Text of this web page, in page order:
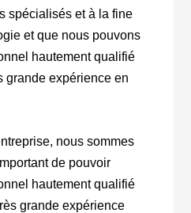
spécialisés et à la fine
et que nous pouvons
hautement qualifié
grande expérience en
nous sommes
de pouvoir
hautement qualifié
grande expérience